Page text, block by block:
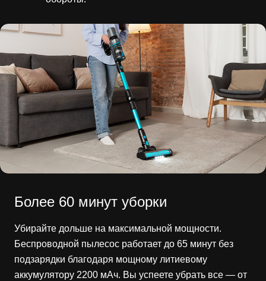
Более 60 минут уборки
Убирайте дольше на максимальной мощности.
Беспроводной пылесос работает до 65 минут без
подзарядки благодаря мощному литиевому
аккумулятору 2200 мАч. Вы успеете убрать все — от